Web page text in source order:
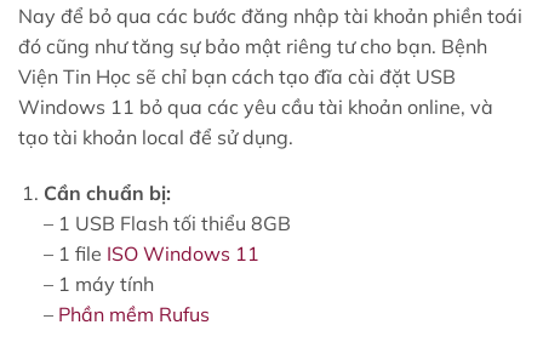
Nay để bỏ qua các bước đăng nhập tài khoản phiền toái
đó cũng như tăng sự bảo mật riêng tư cho bạn. Bệnh
Viện Tin Học sẽ chỉ bạn cách tạo đĩa cài đặt USB
Windows 11 bỏ qua các yêu cầu tài khoản online, và
tạo tài khoản local để sử dụng.
Cần chuẩn bị:
– 1 USB Flash tối thiểu 8GB
– 1 file ISO Windows 11
– 1 máy tính
– Phần mềm Rufus